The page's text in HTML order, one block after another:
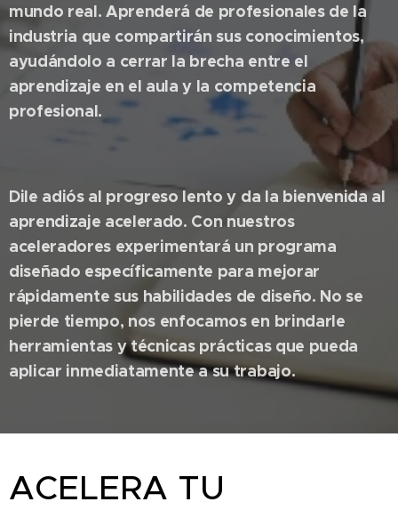
mundo real. Aprenderá de profesionales de la
industria que compartirán sus conocimientos,
ayudándolo a cerrar la brecha entre el
aprendizaje en el aula y la competencia
profesional.
Dile adiós al progreso lento y da la bienvenida al
aprendizaje acelerado. Con nuestros
aceleradores experimentará un programa
diseñado específicamente para mejorar
rápidamente sus habilidades de diseño. No se
pierde tiempo, nos enfocamos en brindarle
herramientas y técnicas prácticas que pueda
aplicar inmediatamente a su trabajo.
ACELERA TU